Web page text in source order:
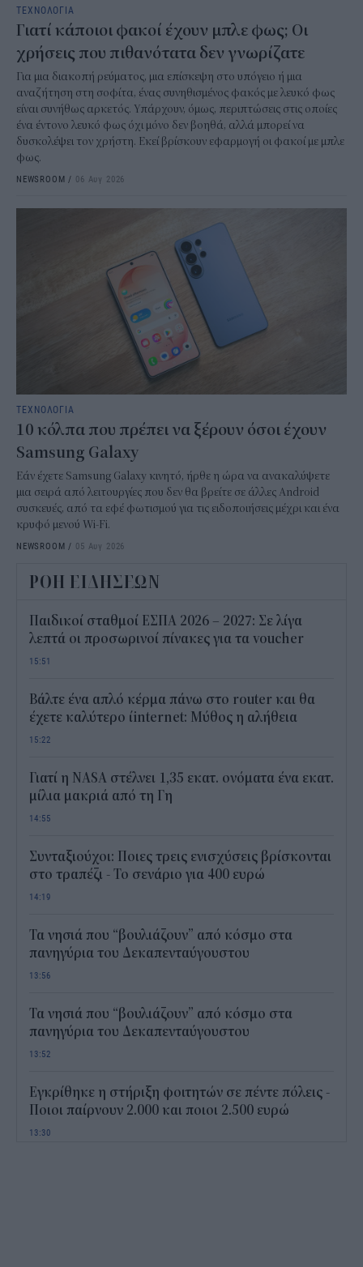
ΤΕΧΝΟΛΟΓΙΑ
Γιατί κάποιοι φακοί έχουν μπλε φως; Οι
χρήσεις που πιθανότατα δεν γνωρίζατε
Για μια διακοπή ρεύματος, μια επίσκεψη στο υπόγειο ή μια
αναζήτηση στη σοφίτα, ένας συνηθισμένος φακός με λευκό φως
είναι συνήθως αρκετός. Υπάρχουν, όμως, περιπτώσεις στις οποίες
ένα έντονο λευκό φως όχι μόνο δεν βοηθά, αλλά μπορεί να
δυσκολέψει τον χρήστη. Εκεί βρίσκουν εφαρμογή οι φακοί με μπλε
φως.
NEWSROOM / 06 Αυγ 2026
ΤΕΧΝΟΛΟΓΙΑ
10 κόλπα που πρέπει να ξέρουν όσοι έχουν
Samsung Galaxy
Εάν έχετε Samsung Galaxy κινητό, ήρθε η ώρα να ανακαλύψετε
μια σειρά από λειτουργίες που δεν θα βρείτε σε άλλες Android
συσκευές, από τα εφέ φωτισμού για τις ειδοποιήσεις μέχρι και ένα
κρυφό μενού Wi-Fi.
NEWSROOM / 05 Αυγ 2026
ΡΟΗ ΕΙΔΗΣΕΩΝ
Παιδικοί σταθμοί ΕΣΠΑ 2026 – 2027: Σε λίγα
λεπτά οι προσωρινοί πίνακες για τα voucher
15:51
Βάλτε ένα απλό κέρμα πάνω στο router και θα
έχετε καλύτερο ίinternet: Μύθος η αλήθεια
15:22
Γιατί η NASA στέλνει 1,35 εκατ. ονόματα ένα εκατ.
μίλια μακριά από τη Γη
14:55
Συνταξιούχοι: Ποιες τρεις ενισχύσεις βρίσκονται
στο τραπέζι - Το σενάριο για 400 ευρώ
14:19
Τα νησιά που “βουλιάζουν” από κόσμο στα
πανηγύρια του Δεκαπενταύγουστου
13:56
Τα νησιά που “βουλιάζουν” από κόσμο στα
πανηγύρια του Δεκαπενταύγουστου
13:52
Εγκρίθηκε η στήριξη φοιτητών σε πέντε πόλεις -
Ποιοι παίρνουν 2.000 και ποιοι 2.500 ευρώ
13:30